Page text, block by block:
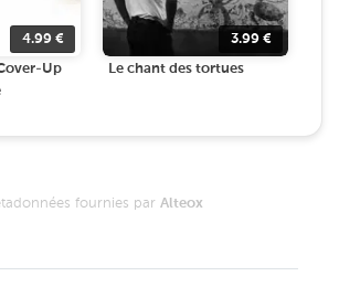
4.99 €
Up
3.99 €
Le chant des tortues
fournies par Alteox